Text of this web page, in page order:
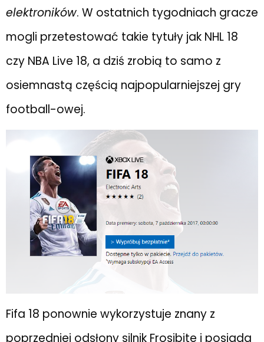
elektroników. W ostatnich tygodniach gracze
mogli przetestować takie tytuły jak NHL 18
czy NBA Live 18, a dziś zrobią to samo z
osiemnastą częścią najpopularniejszej gry
football-owej.
Fifa 18 ponownie wykorzystuje znany z
poprzedniej odsłony silnik Frosibite i posiada